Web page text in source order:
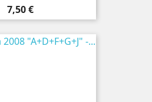
Preço
7,50 €